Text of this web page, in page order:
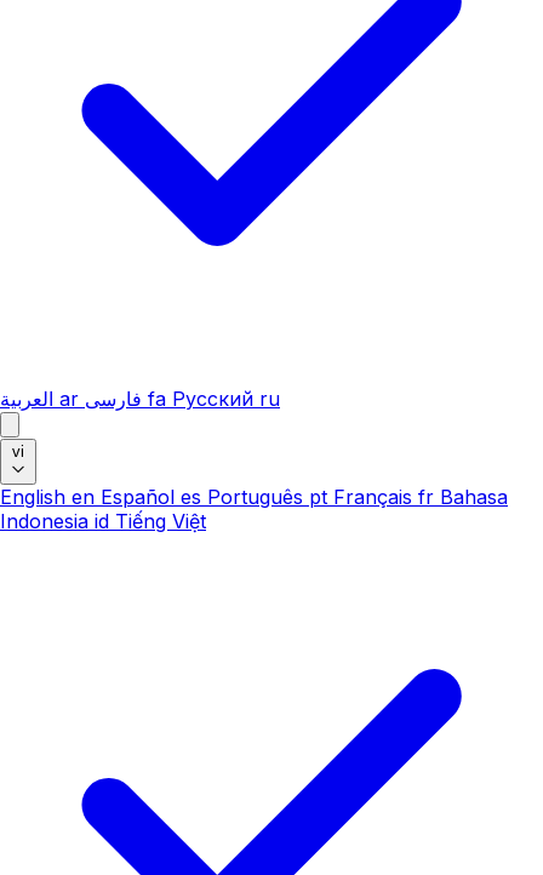
العربية ar فارسی fa Русский ru
vi
English en Español es Português pt Français fr Bahasa
Indonesia id Tiếng Việt